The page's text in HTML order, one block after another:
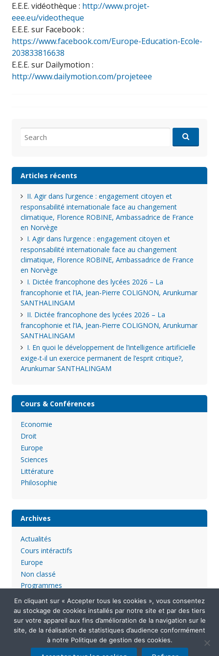
E.E.E. vidéothèque : http://www.projet-
eee.eu/videotheque
E.E.E. sur Facebook :
https://www.facebook.com/Europe-Education-Ecole-
203833816638
E.E.E. sur Dailymotion :
http://www.dailymotion.com/projeteee
for:
Articles récents
II. Agir dans l’urgence : engagement citoyen et
responsabilité internationale face au changement
climatique, Florence ROBINE, Ambassadrice de France
en Norvège
I. Agir dans l’urgence : engagement citoyen et
responsabilité internationale face au changement
climatique, Florence ROBINE, Ambassadrice de France
en Norvège
I. Dictée francophone des lycées 2026 – La
francophonie et l’IA, Jean-Pierre COLIGNON, Arunkumar
SANTHALINGAM
II. Dictée francophone des lycées 2026 – La
francophonie et l’IA, Jean-Pierre COLIGNON, Arunkumar
SANTHALINGAM
I. En quoi le développement de l’intelligence artificielle
exige-t-il un exercice permanent de l’esprit critique?,
Arunkumar SANTHALINGAM
Cours & Conférences
Economie
Droit
Europe
Sciences
Littérature
Philosophie
Archives
Actualités
Cours intéractifs
Europe
Non classé
Programmes
En cliquant sur « Accepter tous les cookies », vous consentez
au stockage de cookies installés par notre site et par des tiers
sur votre appareil aux fins d’amélioration de la navigation sur le
site, de la réalisation de statistiques d’audience conformément
à notre Politique de gestion des cookies.